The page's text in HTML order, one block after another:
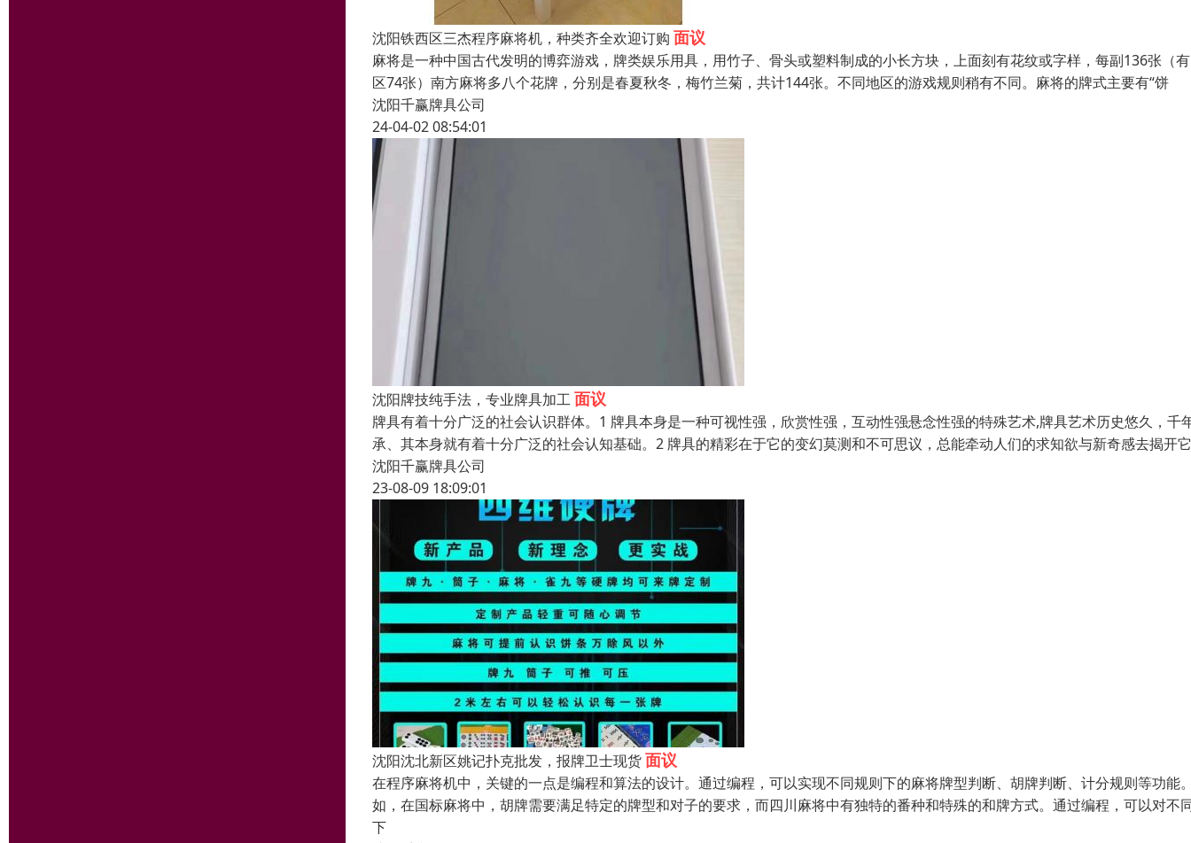
沈阳铁西区三杰程序麻将机，种类齐全欢迎订购 面议
麻将是一种中国古代发明的博弈游戏，牌类娱乐用具，用竹子、骨头或塑料制成的小长方块，上面刻有花纹或字样，每副136张（
区74张）南方麻将多八个花牌，分别是春夏秋冬，梅竹兰菊，共计144张。不同地区的游戏规则稍有不同。麻将的牌式主要有“饼
沈阳千赢牌具公司
24-04-02 08:54:01
沈阳牌技纯手法，专业牌具加工面议
牌具有着十分广泛的社会认识群体。1 牌具本身是一种可视性强，欣赏性强，互动性强悬念性强的特殊艺术,牌具艺术历史悠久，千
承、其本身就有着十分广泛的社会认知基础。2 牌具的精彩在于它的变幻莫测和不可思议，总能牵动人们的求知欲与新奇感去揭开它
沈阳千赢牌具公司
23-08-09 18:09:01
沈阳沈北新区姚记扑克批发，报牌卫士现货面议
在程序麻将机中，关键的一点是编程和算法的设计。通过编程，可以实现不同规则下的麻将牌型判断、胡牌判断、计分规则等功能
如，在国标麻将中，胡牌需要满足特定的牌型和对子的要求，而四川麻将中有独特的番种和特殊的和牌方式。通过编程，可以对不
下